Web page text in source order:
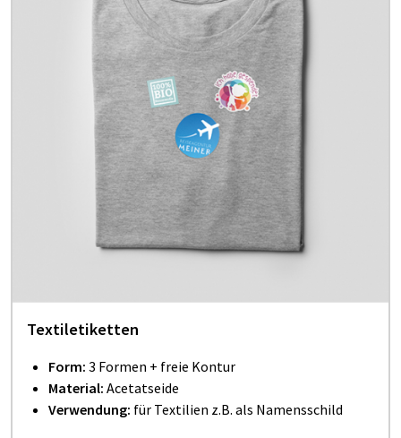
Textiletiketten
Form: 3 Formen + freie Kontur
Material: Acetatseide
Verwendung: für Textilien z.B. als Namensschild